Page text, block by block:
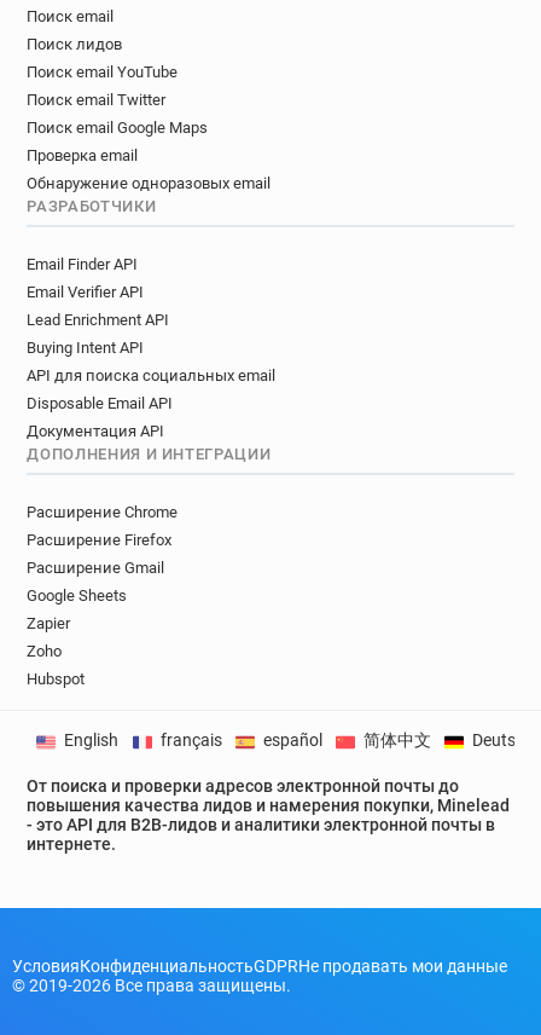
Поиск email
Поиск лидов
Поиск email YouTube
Поиск email Twitter
Поиск email Google Maps
Проверка email
Обнаружение одноразовых email
РАЗРАБОТЧИКИ
Email Finder API
Email Verifier API
Lead Enrichment API
Buying Intent API
API для поиска социальных email
Disposable Email API
Документация API
ДОПОЛНЕНИЯ И ИНТЕГРАЦИИ
Расширение Chrome
Расширение Firefox
Расширение Gmail
Google Sheets
Zapier
Zoho
Hubspot
От поиска и проверки адресов электронной почты до
повышения качества лидов и намерения покупки, Minelead
- это API для B2B-лидов и аналитики электронной почты в
интернете.
English français español 简体中文 Deutsch
УсловияКонфиденциальностьGDPRНе продавать мои данные
© 2019-2026 Все права защищены.